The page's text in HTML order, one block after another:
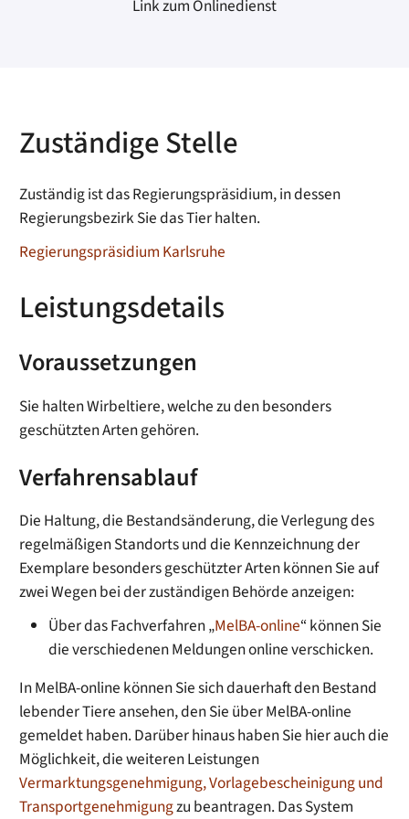
Link zum Onlinedienst
Zuständige Stelle
Zuständig ist das Regierungspräsidium, in dessen
Regierungsbezirk Sie das Tier halten.
Regierungspräsidium Karlsruhe
Leistungsdetails
Voraussetzungen
Sie halten Wirbeltiere, welche zu den besonders
geschützten Arten gehören.
Verfahrensablauf
Die Haltung, die Bestandsänderung, die Verlegung des
regelmäßigen Standorts und die Kennzeichnung der
Exemplare besonders geschützter Arten können Sie auf
zwei Wegen bei der zuständigen Behörde anzeigen:
Über das Fachverfahren „MelBA-online“ können Sie
die verschiedenen Meldungen online verschicken.
In MelBA-online können Sie sich dauerhaft den Bestand
lebender Tiere ansehen, den Sie über MelBA-online
gemeldet haben. Darüber hinaus haben Sie hier auch die
Möglichkeit, die weiteren Leistungen
Vermarktungsgenehmigung, Vorlagebescheinigung und
Transportgenehmigungzu beantragen. Das System